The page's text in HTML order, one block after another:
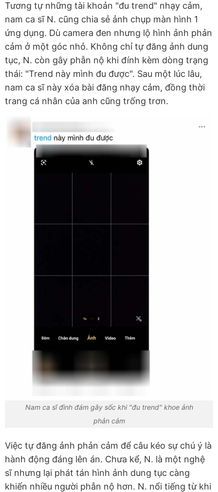
Tương tự những tài khoản "đu trend" nhạy cảm,
nam ca sĩ N. cũng chia sẻ ảnh chụp màn hình 1
ứng dụng. Dù camera đen nhưng lộ hình ảnh phản
cảm ở một góc nhỏ. Không chỉ tự đăng ảnh dung
tục, N. còn gây phẫn nộ khi đính kèm dòng trạng
thái: "Trend này mình đu được". Sau một lúc lâu,
nam ca sĩ này xóa bài đăng nhạy cảm, đồng thời
trang cá nhân của anh cũng trống trơn.
Nam ca sĩ đình đám gây sốc khi "đu trend" khoe ảnh
phản cảm
Việc tự đăng ảnh phản cảm để câu kéo sự chú ý là
hành động đáng lên án. Chưa kể, N. là một nghệ
sĩ nhưng lại phát tán hình ảnh dung tục càng
khiến nhiều người phẫn nộ hơn. N. nổi tiếng từ khi